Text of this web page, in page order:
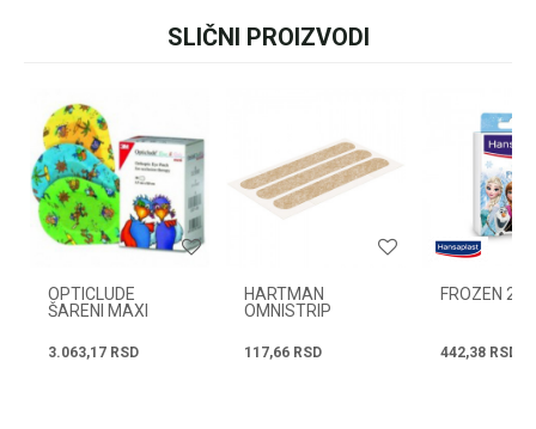
SLIČNI PROIZVODI
OPTICLUDE
ŠARENI MAXI
3.063,17 RSD
HARTMAN
OMNISTRIP
117,66 RSD
FROZEN 20
442,38 RSD